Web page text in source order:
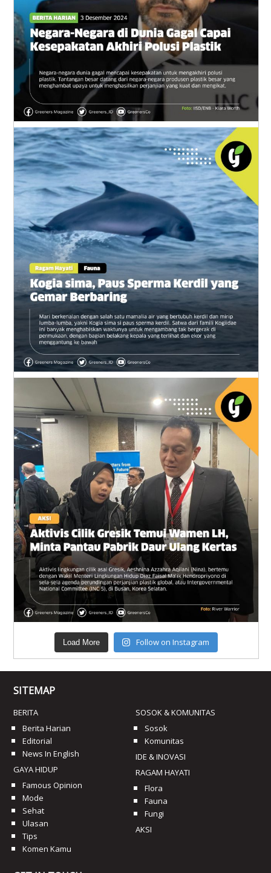
Load More Follow on Instagram
SITEMAP
BERITA
Berita Harian
Editorial
News In English
GAYA HIDUP
Famous Opinion
Mode
Sehat
Ulasan
Tips
Komen Kamu
SOSOK & KOMUNITAS
Sosok
Komunitas
IDE & INOVASI
RAGAM HAYATI
Flora
Fauna
Fungi
AKSI